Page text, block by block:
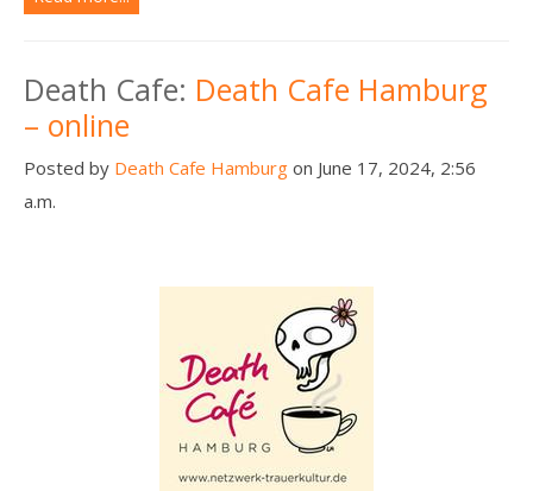
Death Cafe: Death Cafe Hamburg
– online
Posted by Death Cafe Hamburg on June 17, 2024, 2:56
a.m.